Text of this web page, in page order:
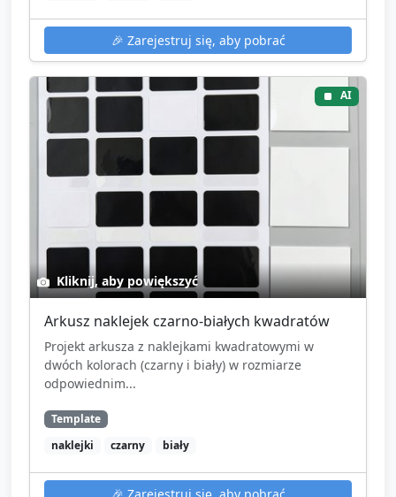
🎉 Zarejestruj się, aby pobrać
AI
Kliknij, aby powiększyć
Arkusz naklejek czarno-białych kwadratów
Projekt arkusza z naklejkami kwadratowymi w
dwóch kolorach (czarny i biały) w rozmiarze
odpowiednim...
Template
naklejki
czarny biały